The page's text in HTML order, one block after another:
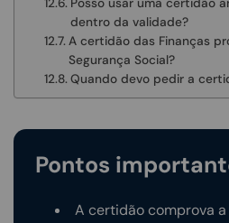
dentro da validade?
A certidão das Finanças
Segurança Social?
Quando devo pedir a
Pontos
A certidão comprova